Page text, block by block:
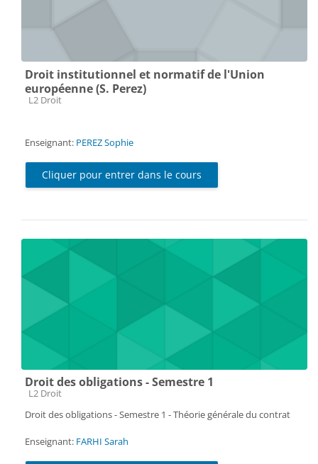
Droit institutionnel et normatif de l'Union
européenne (S. Perez)
Catégorie de cours
L2 Droit
Enseignant: PEREZ Sophie
Cliquer pour entrer dans le cours
Droit des obligations - Semestre 1
Catégorie de cours
L2 Droit
Droit des obligations - Semestre 1 - Théorie générale du contrat
Enseignant: FARHI Sarah